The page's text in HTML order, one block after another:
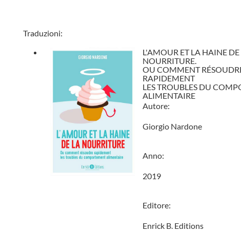
Traduzioni:
L'AMOUR ET LA HAINE DE
NOURRITURE.
OU COMMENT
RAPIDEMENT
LES TROUBLES DU
ALIMENTAIRE
Autore:
Giorgio Nardone
Anno:
2019
Editore:
Enrick B. Editions